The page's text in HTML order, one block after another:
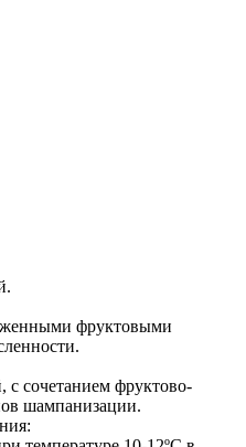
фруктовыми
с сочетанием фруктово-
шампанизации.